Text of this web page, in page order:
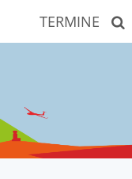
TERMINE